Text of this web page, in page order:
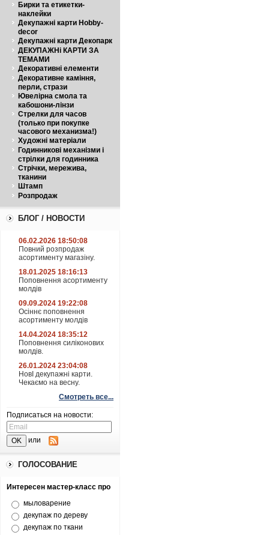
Бирки та етикетки-
наклейки
Декупажні карти Hobby-
decor
Декупажні карти Декопарк
ДЕКУПАЖНі КАРТИ ЗА
ТЕМАМИ
Декоративні елементи
Декоративне каміння,
перли, стрази
Ювелірна смола та
кабошони-лінзи
Стрелки для часов
(только при покупке
часового механизма!)
Художні матеріали
Годинникові механізми і
стрілки для годинника
Стрічки, мережива,
тканини
Штамп
Розпродаж
БЛОГ / НОВОСТИ
06.02.2026 18:50:08
Повний розпродаж
асортименту магазіну.
18.01.2025 18:16:13
Поповнення асортименту
молдів
09.09.2024 19:22:08
Осіннє поповнення
асортименту молдів
14.04.2024 18:35:12
Поповнення силіконових
молдів.
26.01.2024 23:04:08
НовІ декупажні карти.
Чекаємо на весну.
Смотреть все...
Подписаться на новости:
или
ГОЛОСОВАНИЕ
Интересен мастер-класс про
мыловарение
декупаж по дереву
декупаж по ткани